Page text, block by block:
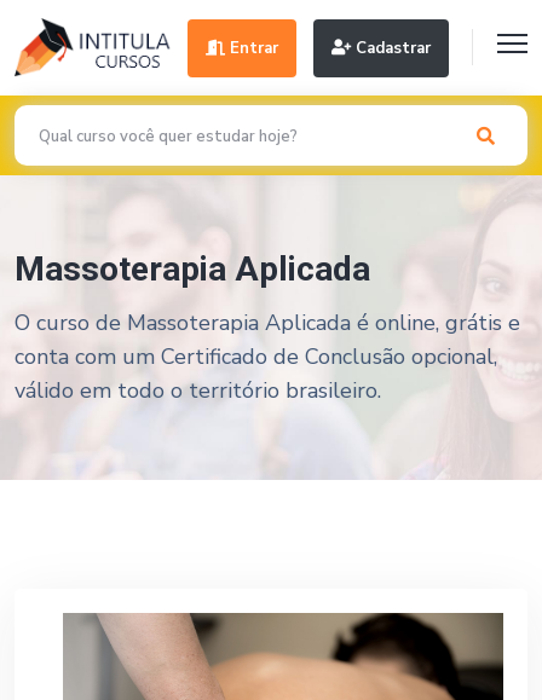
Entrar Cadastrar
Massoterapia Aplicada
O curso de Massoterapia Aplicada é online, grátis e
conta com um Certificado de Conclusão opcional,
válido em todo o território brasileiro.